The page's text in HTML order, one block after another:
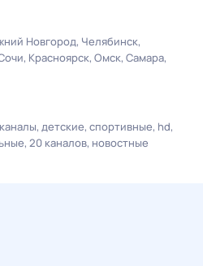
Новгород Челябинск
Красноярск Омск Самара
детские спортивные hd
20 каналов новостные